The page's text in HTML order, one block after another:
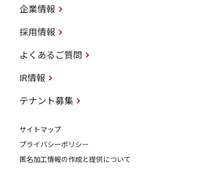
企業情報
採用情報
よくあるご質問
IR情報
テナント募集
サイトマップ
プライバシーポリシー
匿名加工情報の作成と提供について